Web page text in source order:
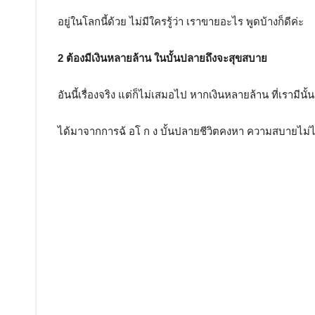
อยู่ในโลกนี้ด้วย ไม่มีใครรู้ว่า เราขายอะไร พูดบ้างก็ดีค่ะ
2 ต้องมีเงินหลายล้าน ในบั้นปลายถึงจะสุขสบาย
อันนี้เรื่องจริง แต่ก็ไม่เสมอไป หากเงินหลายล้าน ที่เรามีนั้น
ได้มาจากการฉ้ อโ ก ง บั้นปลายชีวิตคงหา ความสบายไม่